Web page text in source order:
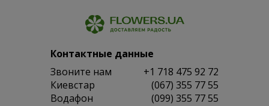
Контактные данные
Звоните нам
+1 718 475 92 72
Киевстар
(067) 355 77 55
Водафон
(099) 355 77 55